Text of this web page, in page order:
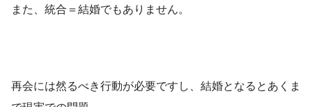
また、統合＝結婚でもありません。
再会には然るべき行動が必要ですし、結婚となるとあくま